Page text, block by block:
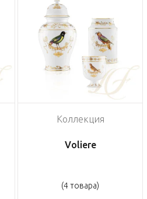
Коллекция
Voliere
(4 товара)